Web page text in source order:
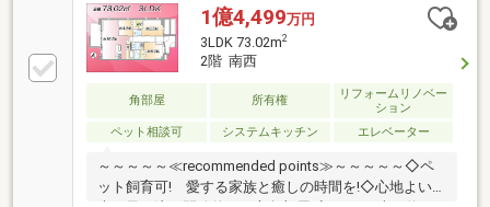
ジ、借換え相談、繰上返済のタイミング、各種保険の
見直し・・・etc・おウチの設備保証や定期点検、駆け
付けサービス・・・etcまずはお気軽に現地をご覧下さ
いませ。物件の詳細について、ご見学希望のお客様は
下記番号までお気軽にご連絡下さい。お問い合わせ専
用フリーダイヤル ： ０１２０－０６８－１０１
1億4,499万円
3LDK 73.02m2
2階 南西
角部屋 所有権
リフォームリノベー
ション
ペット相談可
システムキッチン エレベーター
～～～～～≪recommended points≫～～～～～◇ペ
ット飼育可! 愛する家族と癒しの時間を!◇心地よい